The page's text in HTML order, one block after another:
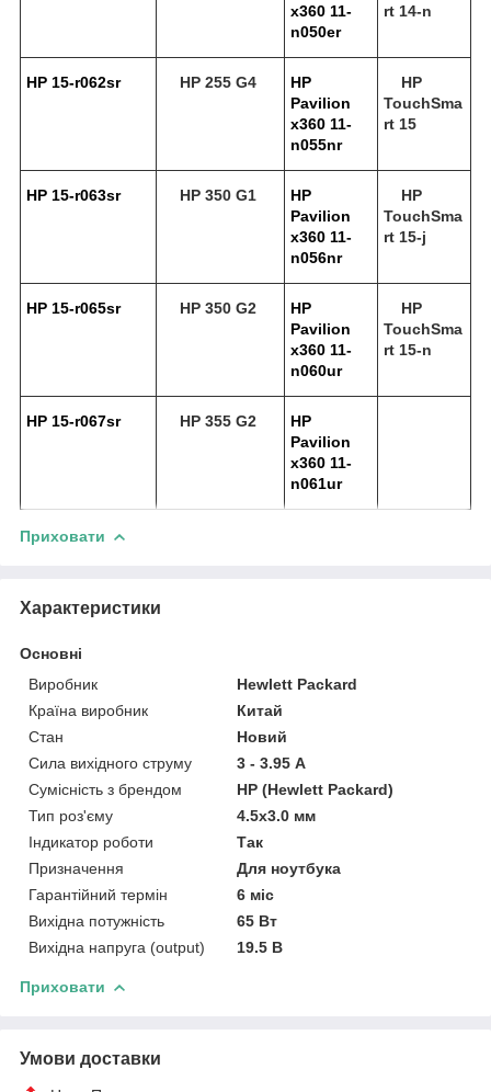
x360 11-
n050er
rt 14-n
HP 15-r062sr HP 255 G4
HP
Pavilion
x360 11-
n055nr
HP
TouchSma
rt 15
HP 15-r063sr HP 350 G1
HP
Pavilion
x360 11-
n056nr
HP
TouchSma
rt 15-j
HP 15-r065sr HP 350 G2
HP
Pavilion
x360 11-
n060ur
HP
TouchSma
rt 15-n
HP 15-r067sr HP 355 G2
HP
Pavilion
x360 11-
n061ur
Приховати
Характеристики
Основні
Виробник
Hewlett Packard
Країна виробник
Китай
Стан
Новий
Сила вихідного струму
3 - 3.95 А
Сумісність з брендом
HP (Hewlett Packard)
Тип роз'єму
4.5x3.0 мм
Індикатор роботи
Так
Призначення
Для ноутбука
Гарантійний термін
6 міс
Вихідна потужність
65 Вт
Вихідна напруга (output)
19.5 В
Приховати
Умови доставки